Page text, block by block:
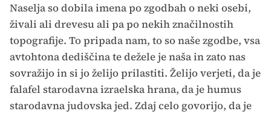
Naselja so dobila imena po zgodbah o neki osebi,
živali ali drevesu ali pa po nekih značilnostih
topografije. To pripada nam, to so naše zgodbe, vsa
avtohtona dediščina te dežele je naša in zato nas
sovražijo in si jo želijo prilastiti. Želijo verjeti, da je
falafel starodavna izraelska hrana, da je humus
starodavna judovska jed. Zdaj celo govorijo, da je